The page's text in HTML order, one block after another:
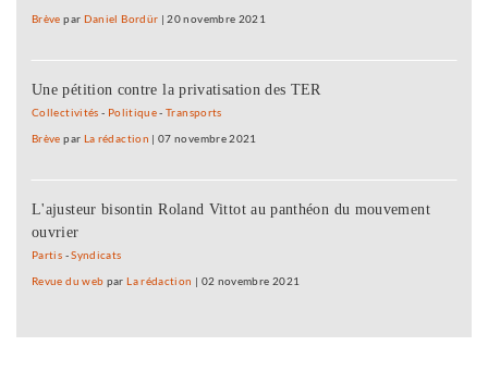
Brève par Daniel Bordür |20 novembre 2021
Une pétition contre la privatisation des TER
Collectivités - Politique-Transports
Brève par La rédaction |07 novembre 2021
L'ajusteur bisontin Roland Vittot au panthéon du mouvement
ouvrier
Partis -Syndicats
Revue du web parLa rédaction | 02 novembre 2021